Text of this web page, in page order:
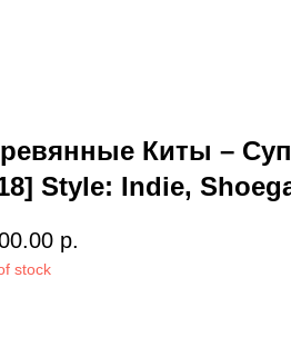
Киты –
Style: Indie,
р.
stock